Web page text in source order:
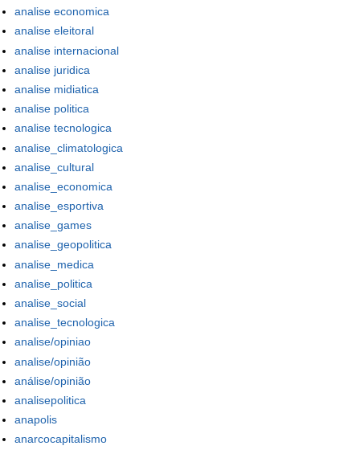
analise economica
analise eleitoral
analise internacional
analise juridica
analise midiatica
analise politica
analise tecnologica
analise_climatologica
analise_cultural
analise_economica
analise_esportiva
analise_games
analise_geopolitica
analise_medica
analise_politica
analise_social
analise_tecnologica
analise/opiniao
analise/opinião
análise/opinião
analisepolitica
anapolis
anarcocapitalismo